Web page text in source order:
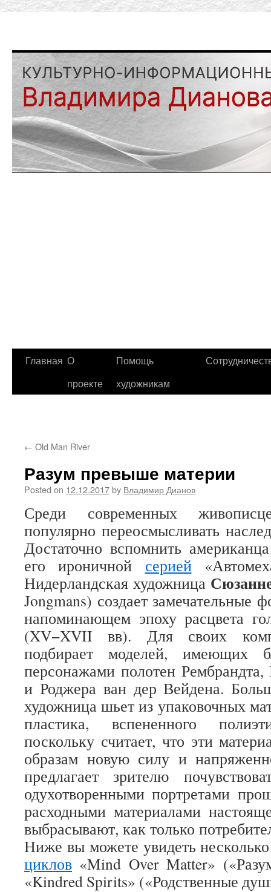
Главная О
проекте
Помощь
художникам
← Old Man River
Разум превыше материи
Posted on 12.12.2017by Владимир Дианов
Среди современных
популярно переосмысливать
Достаточно вспомнить
его ироничной серией
Нидерландская художница
Jongmans) создает замечательные
напоминающем эпоху расцвета
(XV−XVII вв). Для своих
подбирает моделей, имеющих
персонажами полотен
и Роджера ван дер Вейдена.
художница шьет из упаковочных
пластика, вспененного
поскольку считает, что эти
образам новую силу и
предлагает зрителю
одухотворенными портретами
расходными материалами
выбрасывают, как только
Ниже вы можете увидеть
циклов «Mind Over Matter»
«Kindred Spirits» («Родственные